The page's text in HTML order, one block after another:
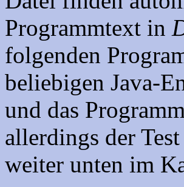
Programmtext in
folgenden
beliebigen Java-
und das
allerdings der
weiter unten im